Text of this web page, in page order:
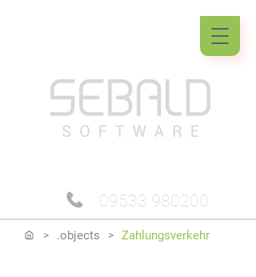
> .objects > Zahlungsverkehr
09533 980200